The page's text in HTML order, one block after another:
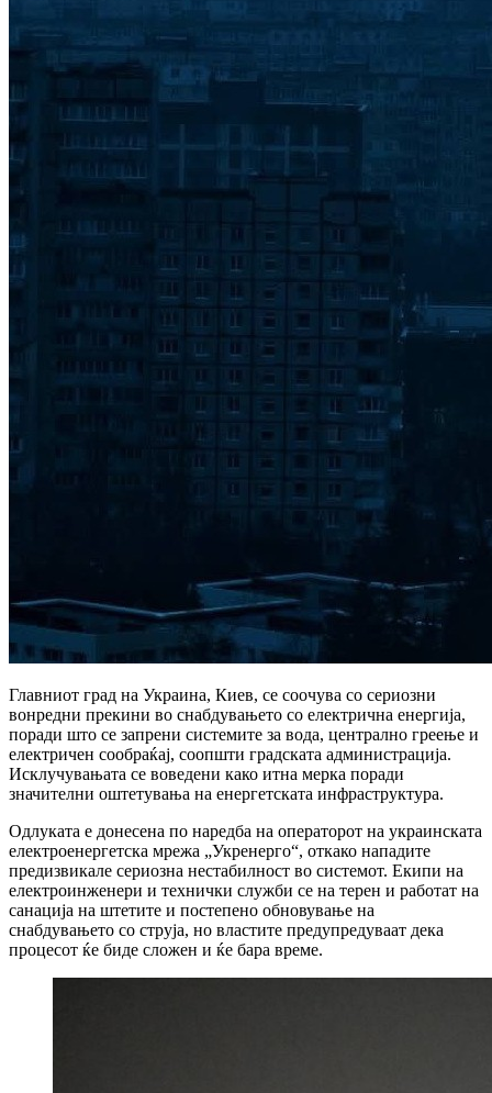
Главниот град на Украина, Киев, се соочува со сериозни
вонредни прекини во снабдувањето со електрична енергија,
поради што се запрени системите за вода, централно греење и
електричен сообраќај, соопшти градската администрација.
Исклучувањата се воведени како итна мерка поради
значителни оштетувања на енергетската инфраструктура.
Одлуката е донесена по наредба на операторот на украинската
електроенергетска мрежа „Укренерго“, откако нападите
предизвикале сериозна нестабилност во системот. Екипи на
електроинженери и технички служби се на терен и работат на
санација на штетите и постепено обновување на
снабдувањето со струја, но властите предупредуваат дека
процесот ќе биде сложен и ќе бара време.